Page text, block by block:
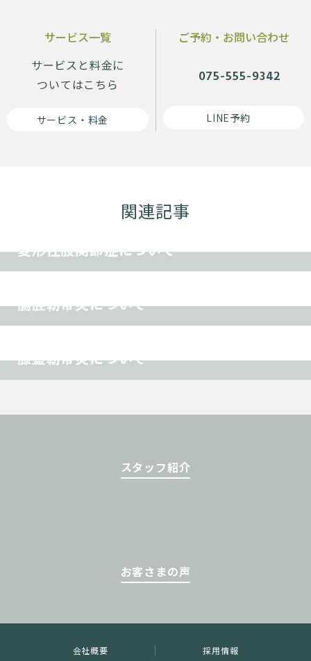
サービス一覧
サービスと料金に
ついてはこちら
サービス・料金
ご予約・お問い合わせ
075-555-9342
LINE予約
関連記事
変形性股関節症について
腸脛靭帯炎について
膝蓋靭帯炎について
スタッフ紹介
お客さまの声
会社概要 採用情報